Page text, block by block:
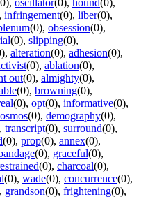
, infringement(0), liber(0),
(0), obsession(0),
(0), slipping(0),
, alteration(0), adhesion(0),
(0), ablation(0),
out(0), almighty(0),
(0), browning(0),
(0), opt(0), informative(0),
(0), demography(0),
, transcript(0), surround(0),
(0), prop(0), annex(0),
(0), graceful(0),
(0), charcoal(0),
(0), wade(0), concurrence(0),
, grandson(0), frightening(0),